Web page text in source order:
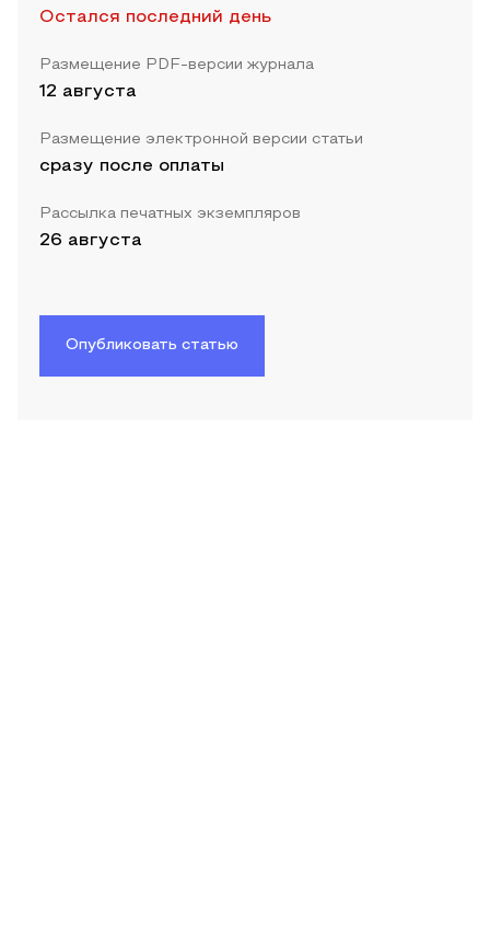
Остался последний день
Размещение PDF-версии журнала
12 августа
Размещение электронной версии статьи
сразу после оплаты
Рассылка печатных экземпляров
26 августа
Опубликовать статью